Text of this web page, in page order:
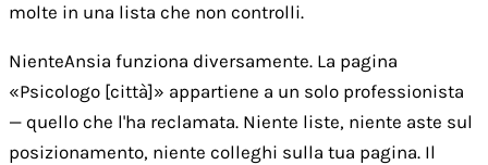
molte in una lista che non controlli.
NienteAnsia funziona diversamente. La pagina
«Psicologo [città]» appartiene a un solo professionista
— quello che l'ha reclamata. Niente liste, niente aste sul
posizionamento, niente colleghi sulla tua pagina. Il